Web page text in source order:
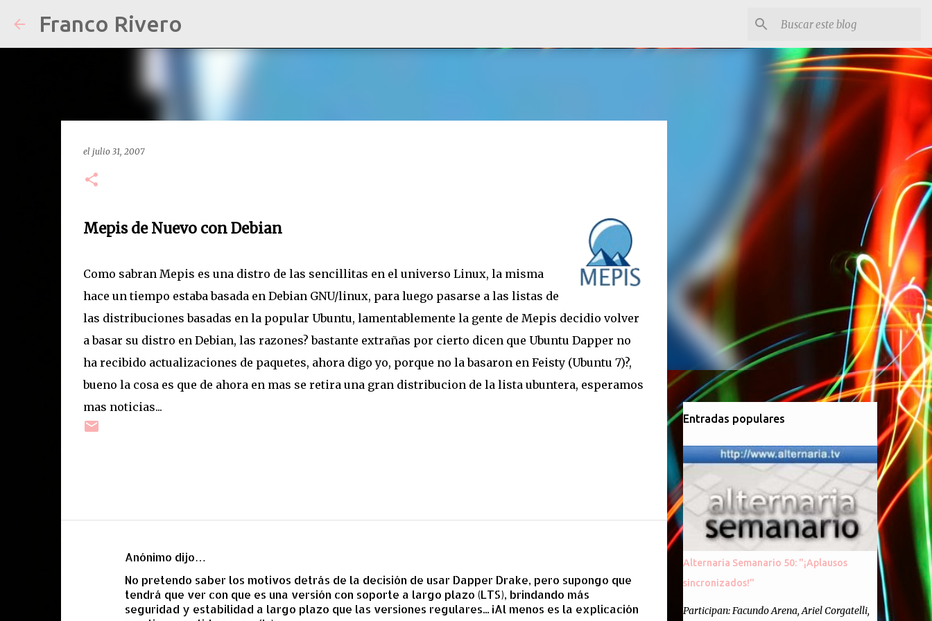
Franco Rivero
el julio 31, 2007
Mepis de Nuevo con Debian
Como sabran Mepis es una distro de las sencillitas en el universo Linux, la misma
hace un tiempo estaba basada en Debian GNU/linux, para luego pasarse a las listas de
las distribuciones basadas en la popular Ubuntu, lamentablemente la gente de Mepis decidio volver
a basar su distro en Debian, las razones? bastante extrañas por cierto dicen que Ubuntu Dapper no
ha recibido actualizaciones de paquetes, ahora digo yo, porque no la basaron en Feisty (Ubuntu 7)?,
bueno la cosa es que de ahora en mas se retira una gran distribucion de la lista ubuntera, esperamos
mas noticias...
Anónimo dijo…
No pretendo saber los motivos detrás de la decisión de usar Dapper Drake, pero supongo que
tendrá que ver con que es una versión con soporte a largo plazo (LTS), brindando más
seguridad y estabilidad a largo plazo que las versiones regulares... ¡Al menos es la explicación
Entradas populares
Alternaria Semanario 50: "¡Aplausos
sincronizados!"
Participan: Facundo Arena, Ariel Corgatelli,